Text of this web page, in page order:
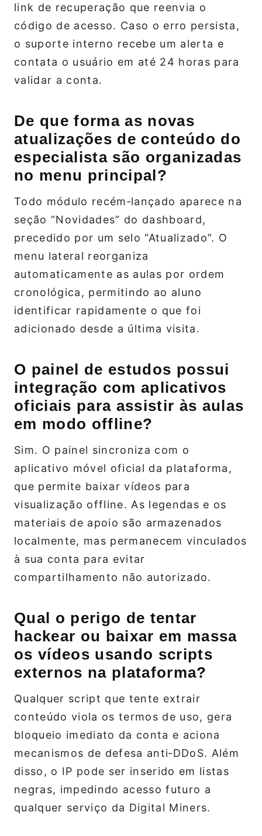
link de recuperação que reenvia o
código de acesso. Caso o erro persista,
o suporte interno recebe um alerta e
contata o usuário em até 24 horas para
validar a conta.
De que forma as novas
atualizações de conteúdo do
especialista são organizadas
no menu principal?
Todo módulo recém‑lançado aparece na
seção “Novidades” do dashboard,
precedido por um selo “Atualizado”. O
menu lateral reorganiza
automaticamente as aulas por ordem
cronológica, permitindo ao aluno
identificar rapidamente o que foi
adicionado desde a última visita.
O painel de estudos possui
integração com aplicativos
oficiais para assistir às aulas
em modo offline?
Sim. O painel sincroniza com o
aplicativo móvel oficial da plataforma,
que permite baixar vídeos para
visualização offline. As legendas e os
materiais de apoio são armazenados
localmente, mas permanecem vinculados
à sua conta para evitar
compartilhamento não autorizado.
Qual o perigo de tentar
hackear ou baixar em massa
os vídeos usando scripts
externos na plataforma?
Qualquer script que tente extrair
conteúdo viola os termos de uso, gera
bloqueio imediato da conta e aciona
mecanismos de defesa anti‑DDoS. Além
disso, o IP pode ser inserido em listas
negras, impedindo acesso futuro a
qualquer serviço da Digital Miners.